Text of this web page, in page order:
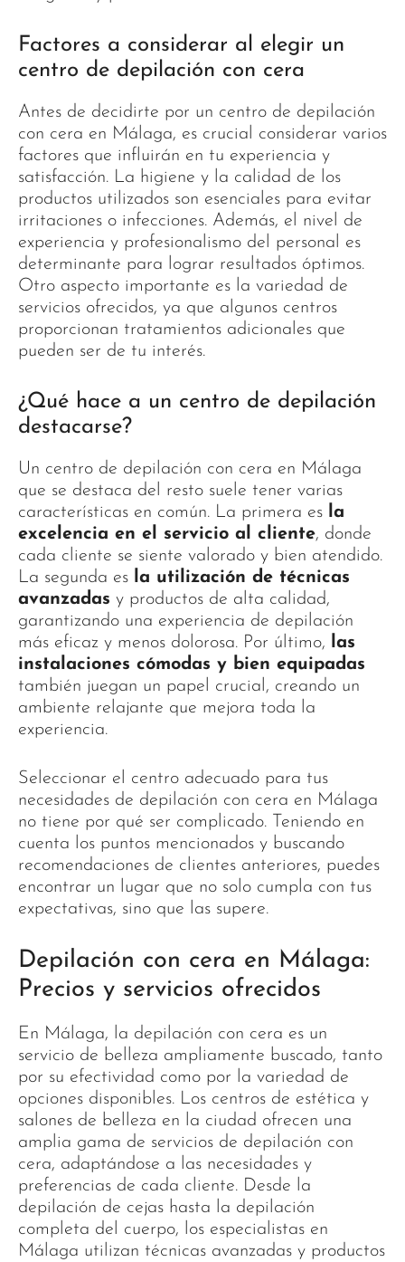
Factores a considerar al elegir un
centro de depilación con cera
Antes de decidirte por un centro de depilación
con cera en Málaga, es crucial considerar varios
factores que influirán en tu experiencia y
satisfacción. La higiene y la calidad de los
productos utilizados son esenciales para evitar
irritaciones o infecciones. Además, el nivel de
experiencia y profesionalismo del personal es
determinante para lograr resultados óptimos.
Otro aspecto importante es la variedad de
servicios ofrecidos, ya que algunos centros
proporcionan tratamientos adicionales que
pueden ser de tu interés.
¿Qué hace a un centro de depilación
destacarse?
Un centro de depilación con cera en Málaga
que se destaca del resto suele tener varias
características en común. La primera es la
excelencia en el servicio al cliente, donde
cada cliente se siente valorado y bien atendido.
La segunda es la utilización de técnicas
avanzadas y productos de alta calidad,
garantizando una experiencia de depilación
más eficaz y menos dolorosa. Por último,
las
instalaciones cómodas y bien equipadas
también juegan un papel crucial, creando un
ambiente relajante que mejora toda la
experiencia.
Seleccionar el centro adecuado para tus
necesidades de depilación con cera en Málaga
no tiene por qué ser complicado. Teniendo en
cuenta los puntos mencionados y buscando
recomendaciones de clientes anteriores, puedes
encontrar un lugar que no solo cumpla con tus
expectativas, sino que las supere.
Depilación con cera en Málaga:
Precios y servicios ofrecidos
En Málaga, la depilación con cera es un
servicio de belleza ampliamente buscado, tanto
por su efectividad como por la variedad de
opciones disponibles. Los centros de estética y
salones de belleza en la ciudad ofrecen una
amplia gama de servicios de depilación con
cera, adaptándose a las necesidades y
preferencias de cada cliente. Desde la
depilación de cejas hasta la depilación
completa del cuerpo, los especialistas en
Málaga utilizan técnicas avanzadas y productos